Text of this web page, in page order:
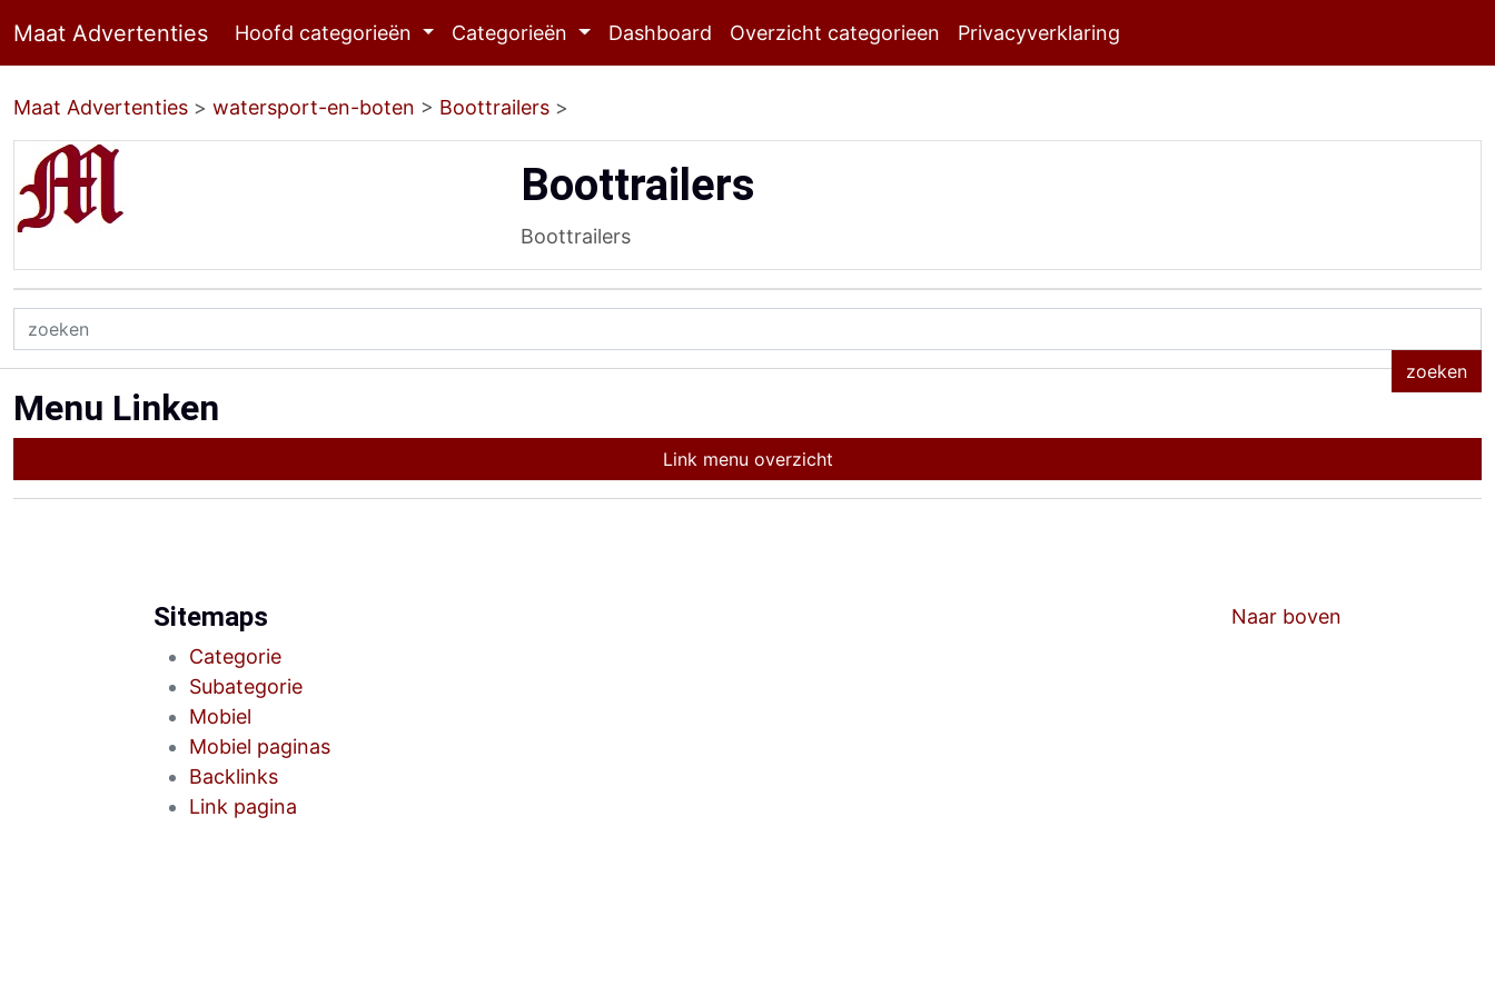
Maat Advertenties Hoofd categorieën Categorieën Dashboard Overzicht categorieen Privacyverklaring
Maat Advertenties > watersport-en-boten > Boottrailers >
Boottrailers
Boottrailers
Menu Linken
Link menu overzicht
Naar boven
Sitemaps
Categorie
Subategorie
Mobiel
Mobiel paginas
Backlinks
Link pagina